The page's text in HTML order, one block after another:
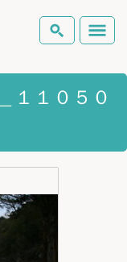
検索
１１０５０